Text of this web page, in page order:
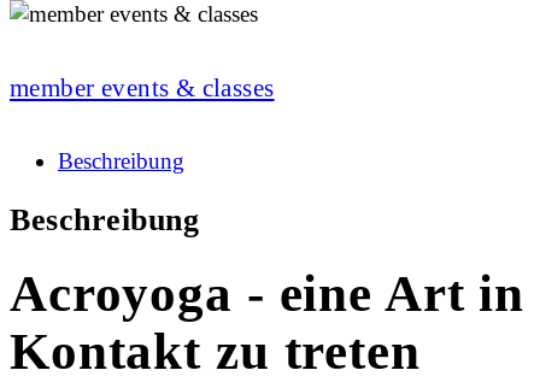
member events & classes
Beschreibung
Beschreibung
Acroyoga - eine Art in
Kontakt zu treten